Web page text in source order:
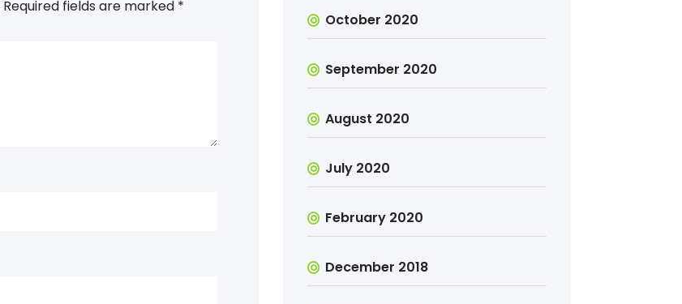
Required fields are marked *
October 2020
September 2020
August 2020
July 2020
February 2020
December 2018